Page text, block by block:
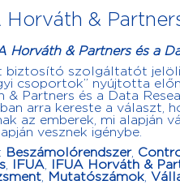
Horváth &
Horváth & Partners és a
biztosító szolgáltatót
csoportok” nyújtotta
& Partners és a Data
arra kereste a választ,
az emberek, mi alapján
vesznek igénybe.
Beszámolórendszer,
, IFUA, IFUA Horváth &
, Mutatószámok,